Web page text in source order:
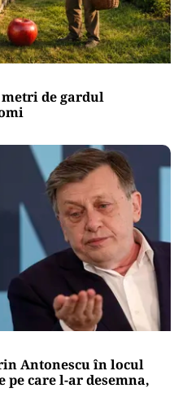
de gardul
Antonescu în locul
care l-ar desemna,